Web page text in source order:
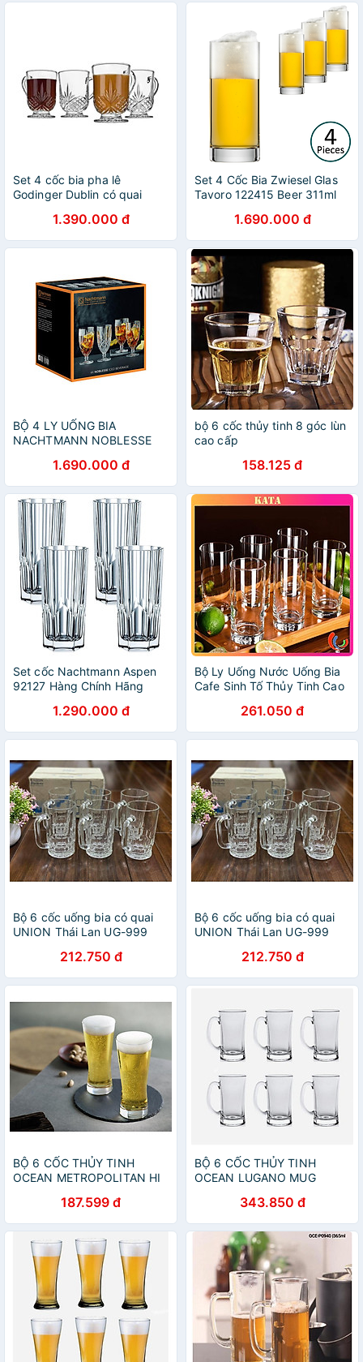
Set 4 cốc bia pha lê
Godinger Dublin có quai
1.390.000 đ
Set 4 Cốc Bia Zwiesel Glas
Tavoro 122415 Beer 311ml
1.690.000 đ
BỘ 4 LY UỐNG BIA
NACHTMANN NOBLESSE
Hàng chính hãng
1.690.000 đ
bộ 6 cốc thủy tinh 8 góc lùn
cao cấp
158.125 đ
Set cốc Nachtmann Aspen
92127 Hàng Chính Hãng
1.290.000 đ
Bộ Ly Uống Nước Uống Bia
Cafe Sinh Tố Thủy Tinh Cao
Drink B07812 Dung Tích
340ml
261.050 đ
Bộ 6 cốc uống bia có quai
UNION Thái Lan UG-999
212.750 đ
Bộ 6 cốc uống bia có quai
UNION Thái Lan UG-999
212.750 đ
BỘ 6 CỐC THỦY TINH
OCEAN METROPOLITAN HI
187.599 đ
BỘ 6 CỐC THỦY TINH
OCEAN LUGANO MUG
343.850 đ